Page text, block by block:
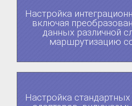
Настройка
включая
данных различной
маршрутизацию
Настройка